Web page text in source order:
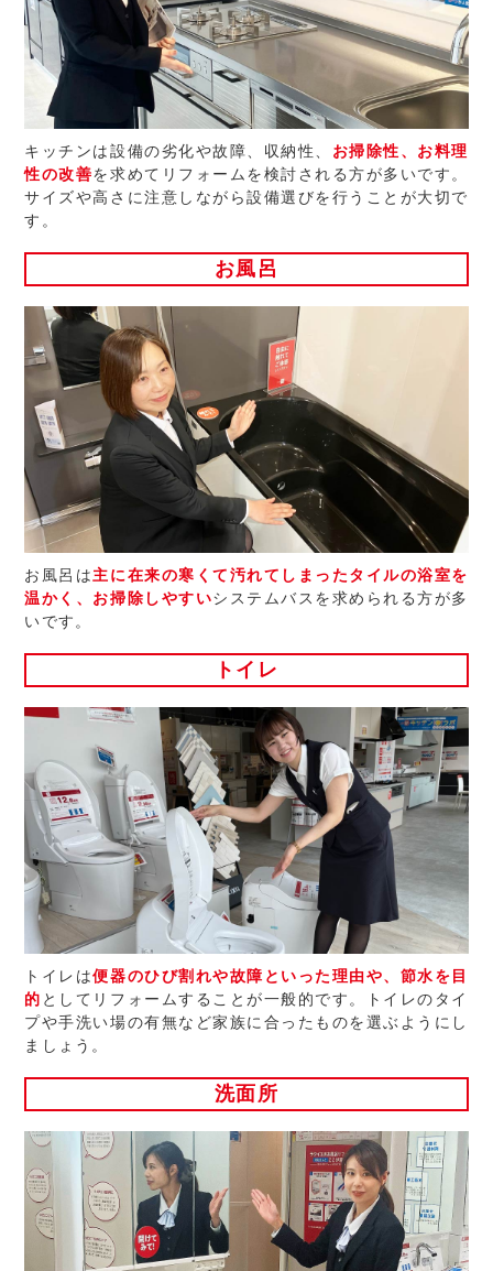
キッチンは設備の劣化や故障、収納性、 お掃除性、お料理
性の改善を求めてリフォームを検討される方が多いです。
サイズや高さに注意しながら設備選びを行うことが大切で
す。
お風呂
お風呂は主に在来の寒くて汚れてしまったタイルの浴室を
温かく、お掃除しやすいシステムバスを求められる方が多
いです。
トイレ
トイレは便器のひび割れや故障といった理由や、節水を目
的 としてリフォームすることが一般的です。トイレのタイ
プや手洗い場の有無など家族に合ったものを選ぶようにし
ましょう。
洗面所